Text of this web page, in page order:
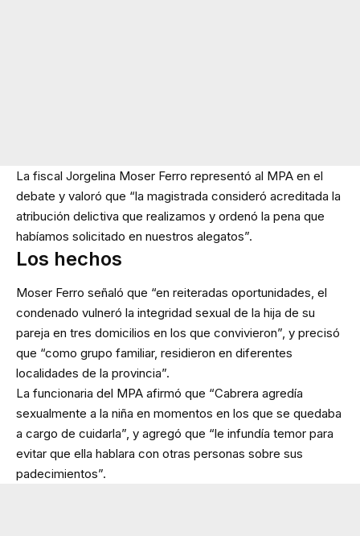
La fiscal Jorgelina Moser Ferro representó al MPA en el
debate y valoró que “la magistrada consideró acreditada la
atribución delictiva que realizamos y ordenó la pena que
habíamos solicitado en nuestros alegatos”.
Los hechos
Moser Ferro señaló que “en reiteradas oportunidades, el
condenado vulneró la integridad sexual de la hija de su
pareja en tres domicilios en los que convivieron”, y precisó
que “como grupo familiar, residieron en diferentes
localidades de la provincia”.
La funcionaria del MPA afirmó que “Cabrera agredía
sexualmente a la niña en momentos en los que se quedaba
a cargo de cuidarla”, y agregó que “le infundía temor para
evitar que ella hablara con otras personas sobre sus
padecimientos”.